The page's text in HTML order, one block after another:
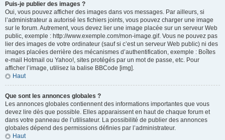
Puis-je publier des images ?
Oui, vous pouvez afficher des images dans vos messages. Par ailleurs, si
l’administrateur a autorisé les fichiers joints, vous pouvez charger une image
sur le forum. Autrement, vous devez lier une image placée sur un serveur Web
public, exemple : http://www.exemple.com/mon-image.gif. Vous ne pouvez pas
lier des images de votre ordinateur (sauf si c’est un serveur Web public) ni des
images placées derrière des mécanismes d’authentification, exemple : Boîtes
e-mail Hotmail ou Yahoo!, sites protégés par un mot de passe, etc. Pour
afficher l’image, utilisez la balise BBCode [img].
Haut
Que sont les annonces globales ?
Les annonces globales contiennent des informations importantes que vous
devez lire dès que possible. Elles apparaissent en haut de chaque forum et
dans votre panneau de l’utilisateur. La possibilité de publier des annonces
globales dépend des permissions définies par l’administrateur.
Haut